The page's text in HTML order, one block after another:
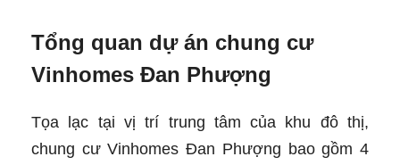
Tổng quan dự án chung cư
Vinhomes Đan Phượng
Tọa lạc tại vị trí trung tâm của khu đô thị,
chung cư Vinhomes Đan Phượng bao gồm 4